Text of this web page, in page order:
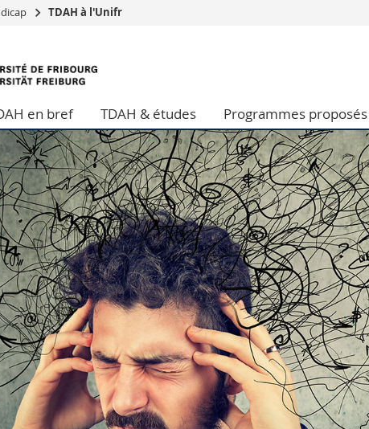
Sciences économiques et sociales et
Lettres et sciences humaines
Sciences de l'éducation et de la formation
Sciences et médecine
Interfacultaire
TDAH à l'Unifr
en bref TDAH & études Programmes proposés